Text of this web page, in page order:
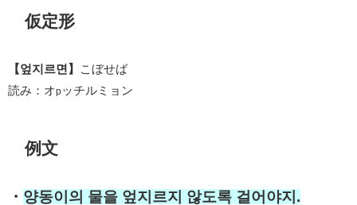
仮定形
【엎지르면】
こぼせば
読み：オpッチルミョン
例文
・ 양동이의 물을 엎지르지 않도록 걸어야지.